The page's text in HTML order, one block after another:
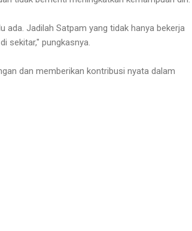
ada. Jadilah Satpam yang tidak hanya bekerja
sekitar," pungkasnya.
dan memberikan kontribusi nyata dalam